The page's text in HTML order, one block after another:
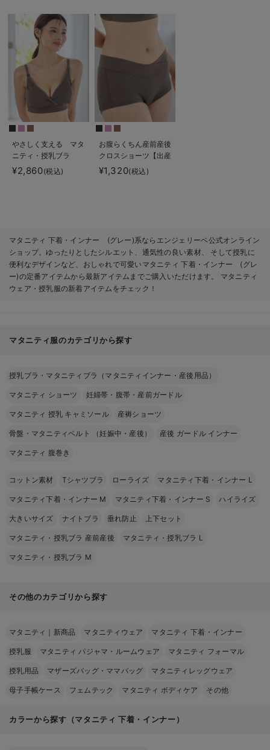
やさしく支える マタ
ニティ・授乳ブラ
¥2,860(税込)
お腹らくちん産前産後
クロスショーツ【出産
後も長く使える】
¥1,320(税込)
マタニティ 下着・インナー (グレー)系ならエンジェリーベ公式オンライン
ショップ。ゆったりとしたシルエット、通気性の良い素材、 そして授乳に
便利なデザインなど、おしゃれで可愛いマタニティ 下着・インナー (グレ
ー)の定番アイテムから最新アイテムまでご購入いただけます。 マタニティ
ウェア・授乳服の新着アイテムをチェック！
マタニティ服のカテゴリから探す
授乳ブラ・マタニティブラ（マタニティインナー・産後用品）
マタニティ ショーツ 妊婦帯・腹帯・産前ガードル
マタニティ 授乳 キャミソール 産褥ショーツ
骨盤・マタニティベルト （妊娠中・産後） 産後 ガードル インナー
マタニティ 腹巻き
コットン素材 Tシャツブラ ローライズ マタニティ下着・インナー L
マタニティ下着・インナー M マタニティ下着・インナー S ハイライズ
大きいサイズ ナイトブラ 垂れ防止 上下セット
マタニティ・授乳ブラ 産前産後 マタニティ・授乳ブラ L
マタニティ・授乳ブラ M
その他のカテゴリから探す
マタニティ｜新商品 マタニティウェア マタニティ 下着・インナー
授乳服 マタニティ パジャマ・ルームウェア マタニティ フォーマル
授乳用品 マザーズバッグ・ママバッグ マタニティレッグウェア
母子手帳ケース フェムテック マタニティ ボディケア その他
カラーから探す（マタニティ 下着・インナー）